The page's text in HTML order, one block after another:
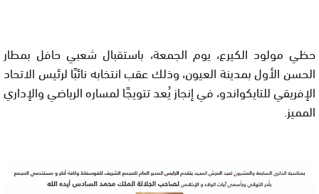
حظي مولود الكيرع، يوم الجمعة، باستقبال شعبي حافل بمطار
الحسن الأول بمدينة العيون، وذلك عقب انتخابه نائبًا لرئيس الاتحاد
الإفريقي للتايكواندو، في إنجاز يُعد تتويجًا لمساره الرياضي والإداري
المميز.